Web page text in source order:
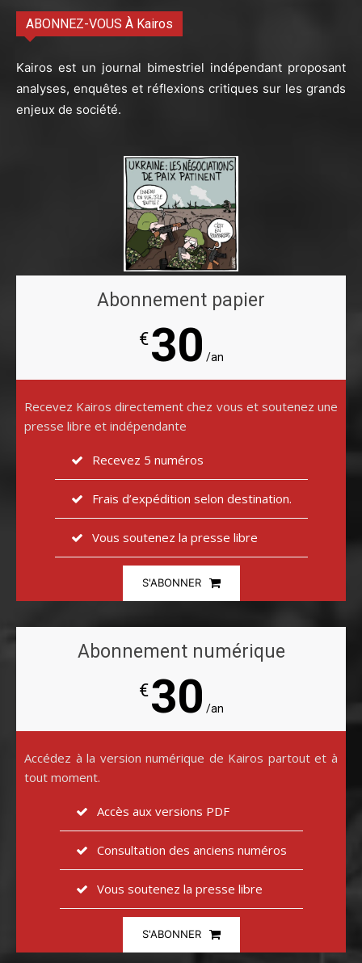
ABONNEZ-VOUS À Kairos
Kairos est un journal bimestriel indépendant proposant
analyses, enquêtes et réflexions critiques sur les grands
enjeux de société.
Abonnement papier
€30 /an
Recevez Kairos directement chez vous et soutenez une
presse libre et indépendante
Recevez 5 numéros
Frais d’expédition selon destination.
Vous soutenez la presse libre
S'ABONNER
Abonnement numérique
€30 /an
Accédez à la version numérique de Kairos partout et à
tout moment.
Accès aux versions PDF
Consultation des anciens numéros
Vous soutenez la presse libre
S'ABONNER